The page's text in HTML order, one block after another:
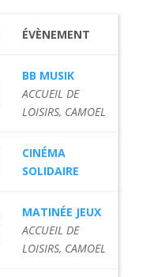
ÉVÈNEMENT
BB MUSIK
ACCUEIL DE
LOISIRS, CAMOEL
CINÉMA
SOLIDAIRE
MATINÉE JEUX
ACCUEIL DE
LOISIRS, CAMOEL